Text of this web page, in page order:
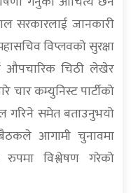
सरकारलाई जानकारी
विप्लवको सुरक्षा
औपचारिक चिठी लेखेर
चार कम्युनिस्ट पार्टीको
समेत बताउनुभयो
आगामी चुनावमा
रुपमा विश्लेषण गरेको